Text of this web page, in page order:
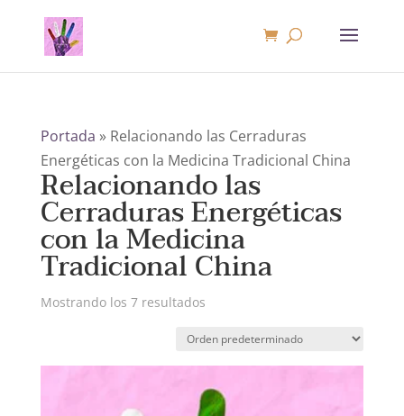
Portada » Relacionando las Cerraduras
Energéticas con la Medicina Tradicional China
Relacionando las
Cerraduras Energéticas
con la Medicina
Tradicional China
Mostrando los 7 resultados